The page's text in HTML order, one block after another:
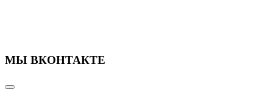
МЫ ВКОНТАКТЕ